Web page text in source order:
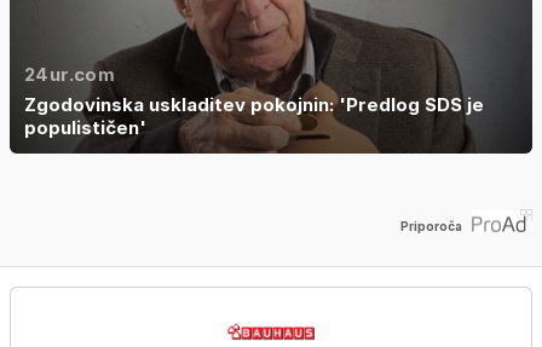
24ur.com
Zgodovinska uskladitev pokojnin: 'Predlog SDS je
populističen'
Priporoča